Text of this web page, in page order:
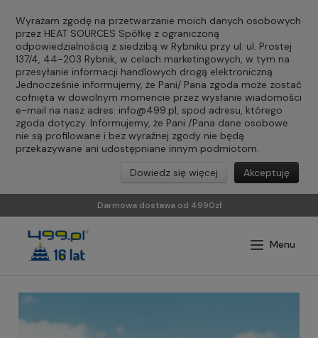
Wyrażam zgodę na przetwarzanie moich danych osobowych
przez HEAT SOURCES Spółkę z ograniczoną
odpowiedzialnością z siedzibą w Rybniku przy ul. ul. Prostej
137/4, 44-203 Rybnik, w celach marketingowych, w tym na
przesyłanie informacji handlowych drogą elektroniczną.
Jednocześnie informujemy, że Pani/ Pana zgoda może zostać
cofnięta w dowolnym momencie przez wysłanie wiadomości
e-mail na nasz adres: info@499.pl, spod adresu, którego
zgoda dotyczy. Informujemy, że Pani /Pana dane osobowe
nie są profilowane i bez wyraźnej zgody nie będą
przekazywane ani udostępniane innym podmiotom.
Akceptuję
Dowiedz się więcej
Darmowa dostawa od 4990zł